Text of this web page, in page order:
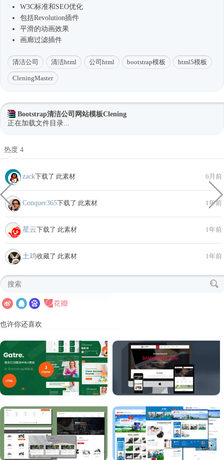
W3C标准和SEO优化
包括Revolution插件
平滑的动画效果
画廊过滤插件
清洁公司 清洁html 公司html bootstrap模板 html5模板
CleningMaster
Bootstrap清洁公司网站模板Clening
正在加载文件目录...
热度 4
zack下载了 此素材 6月前
Conquer365下载了 此素材 1年前
星云下载了 此素材 1年前
土鸡收藏了 此素材 1年前
也许你还喜欢